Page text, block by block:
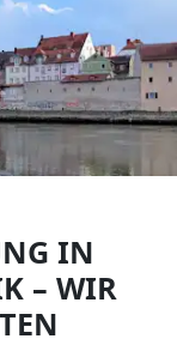
IN
– WIR S